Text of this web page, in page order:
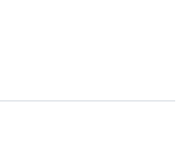
skin-more-prone-to-